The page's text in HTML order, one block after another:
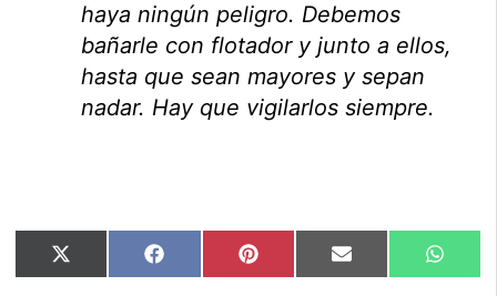
haya ningún peligro. Debemos
bañarle con flotador y junto a ellos,
hasta que sean mayores y sepan
nadar. Hay que vigilarlos siempre.
Compartir
en
X
(Twitter)
Compartir
en
Facebook Compartir
en
Pinterest Compartir
en
Email
en